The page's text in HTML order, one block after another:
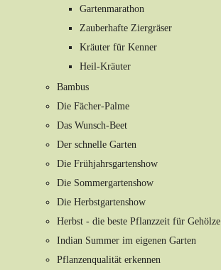
Gartenmarathon
Zauberhafte Ziergräser
Kräuter für Kenner
Heil-Kräuter
Bambus
Die Fächer-Palme
Das Wunsch-Beet
Der schnelle Garten
Die Frühjahrsgartenshow
Die Sommergartenshow
Die Herbstgartenshow
Herbst - die beste Pflanzzeit für Gehölze
Indian Summer im eigenen Garten
Pflanzenqualität erkennen